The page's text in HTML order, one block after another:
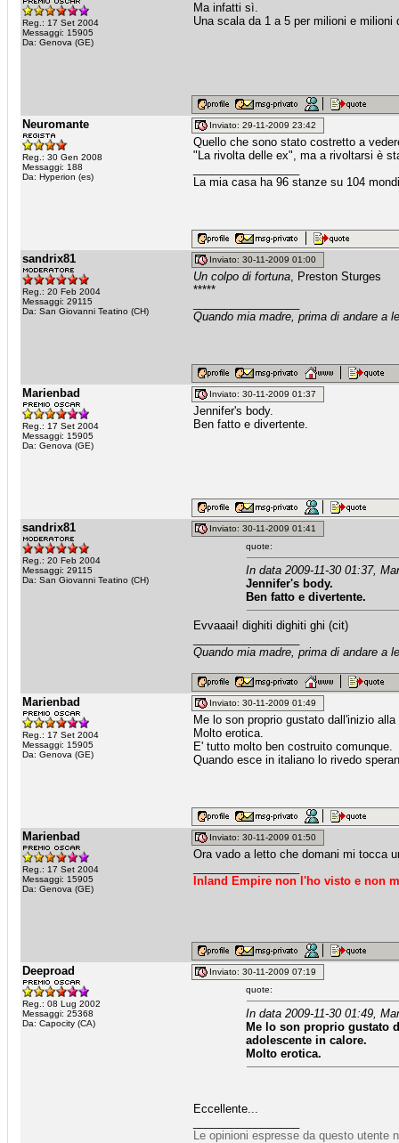
Reg.: 17 Set 2004
Messaggi: 15905
Da: Genova (GE)
Ma infatti sì.
Una scala da 1 a 5 per milioni e
Neuromante
Reg.: 30 Gen 2008
Messaggi: 188
Da: Hyperion (es)
Inviato: 29-11-2009 23:42
Quello che sono stato costretto a
"La rivolta delle ex", ma a rivoltarsi è
La mia casa ha 96 stanze su 104
sandrix81
Reg.: 20 Feb 2004
Messaggi: 29115
Da: San Giovanni Teatino (CH)
Inviato: 30-11-2009 01:00
Un colpo di fortuna, Preston Sturges
*****
Quando mia madre, prima di andare a
Marienbad
Reg.: 17 Set 2004
Messaggi: 15905
Da: Genova (GE)
Inviato: 30-11-2009 01:37
Jennifer's body.
Ben fatto e divertente.
sandrix81
Reg.: 20 Feb 2004
Messaggi: 29115
Da: San Giovanni Teatino (CH)
Inviato: 30-11-2009 01:41
quote:
In data 2009-11-30 01:37,
Jennifer's body.
Ben fatto e divertente.
Evvaaai! dighiti dighiti ghi (cit)
Quando mia madre, prima di andare a
Marienbad
Reg.: 17 Set 2004
Messaggi: 15905
Da: Genova (GE)
Inviato: 30-11-2009 01:49
Me lo son proprio gustato dall'inizio
Molto erotica.
E' tutto molto ben costruito comunque.
Quando esce in italiano lo rivedo
Marienbad
Reg.: 17 Set 2004
Messaggi: 15905
Da: Genova (GE)
Inviato: 30-11-2009 01:50
Ora vado a letto che domani mi tocca
Inland Empire non l'ho visto e non
Deeproad
Reg.: 08 Lug 2002
Messaggi: 25368
Da: Capocity (CA)
Inviato: 30-11-2009 07:19
quote:
In data 2009-11-30 01:49,
Me lo son proprio gustato
adolescente in calore.
Molto erotica.
Eccellente...
Le opinioni espresse da questo utente